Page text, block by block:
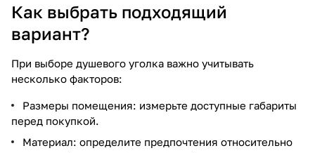
Как выбрать подходящий
вариант?
При выборе душевого уголка важно учитывать
несколько факторов:
Размеры помещения: измерьте доступные габариты
перед покупкой.
Материал: определите предпочтения относительно